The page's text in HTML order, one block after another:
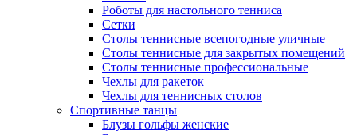
Роботы для настольного тенниса
Сетки
Столы теннисные всепогодные уличные
Столы теннисные для закрытых помещений
Столы теннисные профессиональные
Чехлы для ракеток
Чехлы для теннисных столов
Спортивные танцы
Блузы гольфы женские